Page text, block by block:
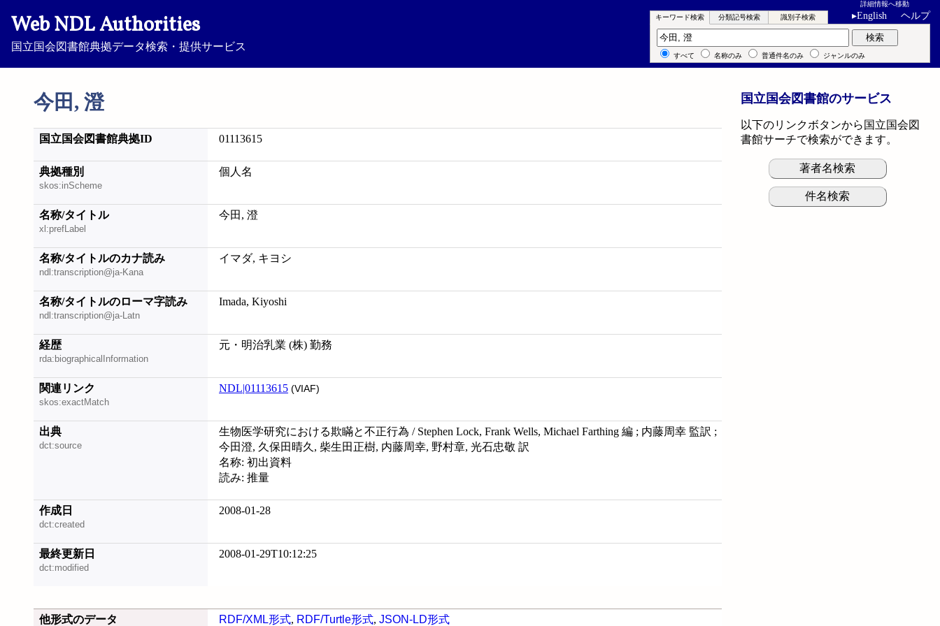
Web NDL Authorities
国立国会図書館典拠データ検索・提供サービス
詳細情報へ移動
▸English ヘルプ
今田, 澄
キーワード検索 分類記号検索 識別子検索
キーワード検索 検索
すべて 名称のみ 普通件名のみ ジャンルのみ
国立国会図書館典拠ID 01113615
典拠種別
skos:inScheme
個人名
名称/タイトル
xl:prefLabel
今田, 澄
名称/タイトルのカナ読み
ndl:transcription@ja-Kana
イマダ, キヨシ
名称/タイトルのローマ字読み
ndl:transcription@ja-Latn
Imada, Kiyoshi
経歴
rda:biographicalInformation
元・明治乳業 (株) 勤務
関連リンク
skos:exactMatch
NDL|01113615 (VIAF)
出典
dct:source
生物医学研究における欺瞞と不正行為 / Stephen Lock, Frank Wells, Michael Farthing 編 ; 内藤周幸 監訳 ;
今田澄, 久保田晴久, 柴生田正樹, 内藤周幸, 野村章, 光石忠敬 訳
名称: 初出資料
読み: 推量
作成日
dct:created
2008-01-28
最終更新日
dct:modified
2008-01-29T10:12:25
他形式のデータ RDF/XML形式, RDF/Turtle形式, JSON-LD形式
国立国会図書館のサービス
以下のリンクボタンから国立国会図
書館サーチで検索ができます。
著者名検索
件名検索